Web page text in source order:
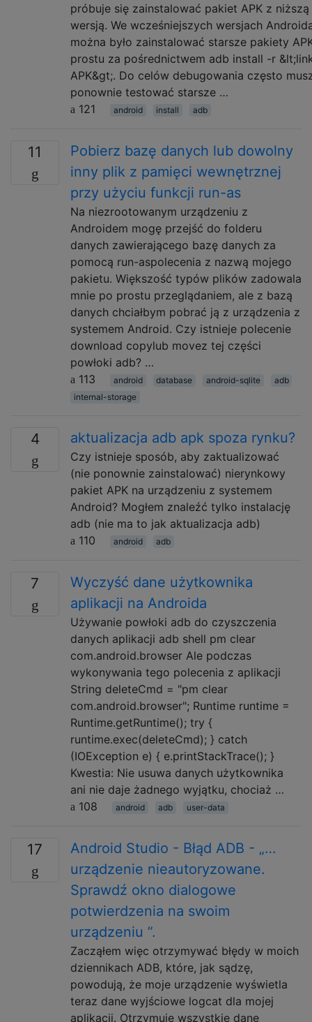
próbuje się zainstalować pakiet APK z niższą
wersją. We wcześniejszych wersjach
można było zainstalować starsze pakiety
prostu za pośrednictwem adb install -r
APK&gt;. Do celów debugowania często
ponownie testować starsze …
121
android install adb
11
Pobierz bazę danych lub dowolny
inny plik z pamięci wewnętrznej
przy użyciu funkcji run-as
Na niezrootowanym urządzeniu z
Androidem mogę przejść do folderu
danych zawierającego bazę danych za
pomocą run-aspolecenia z nazwą mojego
pakietu. Większość typów plików zadowala
mnie po prostu przeglądaniem, ale z bazą
danych chciałbym pobrać ją z urządzenia z
systemem Android. Czy istnieje polecenie
download copylub movez tej części
powłoki adb? …
113
android database android-sqlite
adb
internal-storage
4 aktualizacja adb apk spoza rynku?
Czy istnieje sposób, aby zaktualizować
(nie ponownie zainstalować) nierynkowy
pakiet APK na urządzeniu z systemem
Android? Mogłem znaleźć tylko instalację
adb (nie ma to jak aktualizacja adb)
110
android adb
7
Wyczyść dane użytkownika
aplikacji na Androida
Używanie powłoki adb do czyszczenia
danych aplikacji adb shell pm clear
com.android.browser Ale podczas
wykonywania tego polecenia z aplikacji
String deleteCmd = "pm clear
com.android.browser"; Runtime runtime =
Runtime.getRuntime(); try {
runtime.exec(deleteCmd); } catch
(IOException e) { e.printStackTrace(); }
Kwestia: Nie usuwa danych użytkownika
ani nie daje żadnego wyjątku, chociaż …
108
android adb user-data
17
Android Studio - Błąd ADB - „…
urządzenie nieautoryzowane.
Sprawdź okno dialogowe
potwierdzenia na swoim
urządzeniu ”.
Zacząłem więc otrzymywać błędy w moich
dziennikach ADB, które, jak sądzę,
powodują, że moje urządzenie wyświetla
teraz dane wyjściowe logcat dla mojej
aplikacji. Otrzymuję wszystkie dane